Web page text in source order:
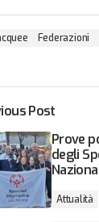
Federazioni
Post
Prove
degli
Attualità